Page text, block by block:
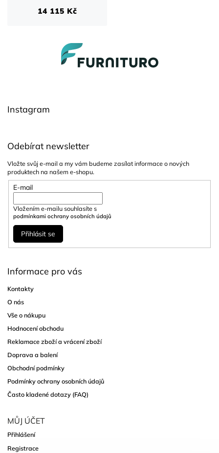
14 115 Kč
Instagram
Odebírat newsletter
Vložte svůj e-mail a my vám budeme zasílat informace o nových
produktech na našem e-shopu.
E-mail
Vložením e-mailu souhlasíte s
podmínkami ochrany osobních údajů
Přihlásit se
Informace pro vás
Kontakty
O nás
Vše o nákupu
Hodnocení obchodu
Reklamace zboží a vrácení zboží
Doprava a balení
Obchodní podmínky
Podmínky ochrany osobních údajů
Často kladené dotazy (FAQ)
MŮJ ÚČET
Přihlášení
Registrace